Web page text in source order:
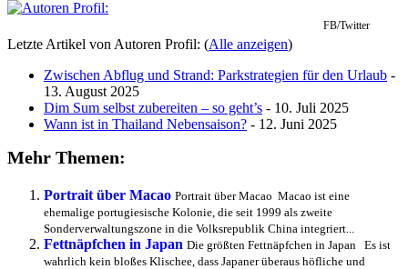
FB/Twitter
Letzte Artikel von Autoren Profil: (Alle anzeigen)
Zwischen Abflug und Strand: Parkstrategien für den Urlaub -
13. August 2025
Dim Sum selbst zubereiten – so geht’s - 10. Juli 2025
Wann ist in Thailand Nebensaison? - 12. Juni 2025
Mehr Themen:
Portrait über Macao Portrait über Macao Macao ist eine
ehemalige portugiesische Kolonie, die seit 1999 als zweite
Sonderverwaltungszone in die Volksrepublik China integriert...
Fettnäpfchen in Japan Die größten Fettnäpfchen in Japan Es ist
wahrlich kein bloßes Klischee, dass Japaner überaus höfliche und